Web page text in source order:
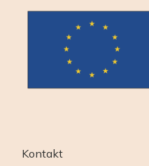
Kontakt